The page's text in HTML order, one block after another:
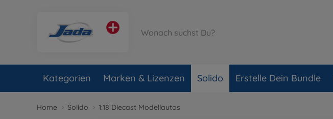
Kategorien Marken & Lizenzen Solido Erstelle Dein Bundle
Home Solido 1:18 Diecast Modellautos